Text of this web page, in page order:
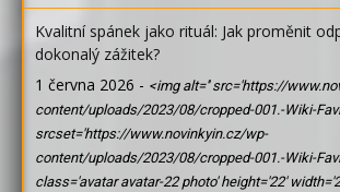
Kvalitní spánek jako rituál: Jak proměnit
dokonalý zážitek?
1 června 2026 - <img alt='' src='https://
content/uploads/2023/08/cropped-001.-Wiki-
srcset='https://www.novinkyin.cz/wp-
content/uploads/2023/08/cropped-001.-Wiki-
class='avatar avatar-22 photo' height='22'